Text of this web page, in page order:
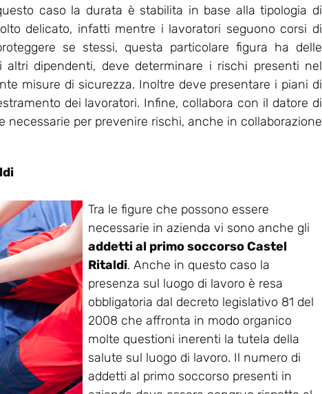
caso la durata è stabilita in base alla tipologia di
delicato, infatti mentre i lavoratori seguono corsi di
se stessi, questa particolare figura ha delle
dipendenti, deve determinare i rischi presenti nel
misure di sicurezza. Inoltre deve presentare i piani di
dei lavoratori. Infine, collabora con il datore di
necessarie per prevenire rischi, anche in collaborazione
Tra le figure che possono essere
necessarie in azienda vi sono anche gli
addetti al primo soccorso Castel
Ritaldi. Anche in questo caso la
presenza sul luogo di lavoro è resa
obbligatoria dal decreto legislativo 81 del
2008 che affronta in modo organico
molte questioni inerenti la tutela della
salute sul luogo di lavoro. Il numero di
addetti al primo soccorso presenti in